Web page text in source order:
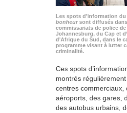
Les spots d’information du
bonheursont diffusés
commissariats de police de
Johannesburg, du Cap et
d’Afrique du Sud, dans le
programme visant à lutter
criminalité.
Ces spots
montrés
centres commerciaux,
aéroports, des gares,
des autobus urbains,